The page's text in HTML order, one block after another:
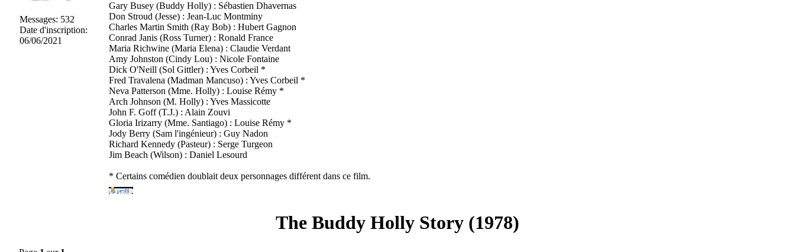
Messages: 532
Date d'inscription:
06/06/2021
Gary Busey (Buddy Holly) : Sébastien Dhavernas
Don Stroud (Jesse) : Jean-Luc Montminy
Charles Martin Smith (Ray Bob) : Hubert Gagnon
Conrad Janis (Ross Turner) : Ronald France
Maria Richwine (Maria Elena) : Claudie Verdant
Amy Johnston (Cindy Lou) : Nicole Fontaine
Dick O'Neill (Sol Gittler) : Yves Corbeil *
Fred Travalena (Madman Mancuso) : Yves Corbeil *
Neva Patterson (Mme. Holly) : Louise Rémy *
Arch Johnson (M. Holly) : Yves Massicotte
John F. Goff (T.J.) : Alain Zouvi
Gloria Irizarry (Mme. Santiago) : Louise Rémy *
Jody Berry (Sam l'ingénieur) : Guy Nadon
Richard Kennedy (Pasteur) : Serge Turgeon
Jim Beach (Wilson) : Daniel Lesourd
* Certains comédien doublait deux personnages différent dans ce film.
The Buddy Holly Story (1978)